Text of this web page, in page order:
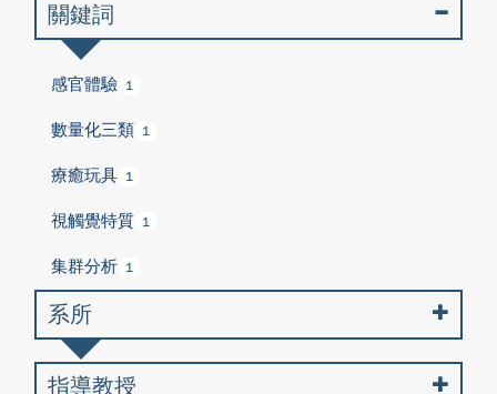
關鍵詞
感官體驗 1
數量化三類 1
療癒玩具 1
視觸覺特質 1
集群分析 1
系所
指導教授